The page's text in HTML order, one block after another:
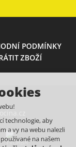
PODMÍNKY
ZBOŽÍ
technologie, aby
a vy na webu nalezli
na našem